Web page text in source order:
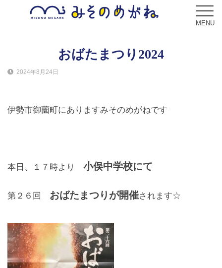
MENU
サービス
Service
フレーム
レンズ
Lens
おばたまつり2024
2024年8月24日
伊勢市御薗町にありますみそのめがねです
本日、１７時より 小俣中学校にて
第２６回 おばたまつりが開催されます☆